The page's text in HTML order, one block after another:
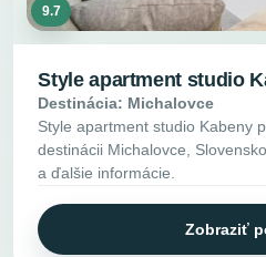
9.7
Style apartment studio
Destinácia: Michalovce
Style apartment studio Kabeny
destinácii Michalovce,
a ďalšie informácie.
Zobraziť